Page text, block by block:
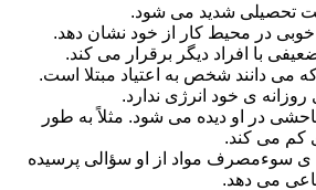
تحصیلی شدید می شود.
خوبی در محیط کار از خود نشان دهد.
با افراد دیگر برقرار می کند.
می دانند شخص به اعتیاد مبتلا است.
روزانه ی خود انرژی ندارد.
در او دیده می شود. مثلاً به طور
کم می کند.
ی سوءمصرف مواد از او سؤالی پرسیده
می دهد.